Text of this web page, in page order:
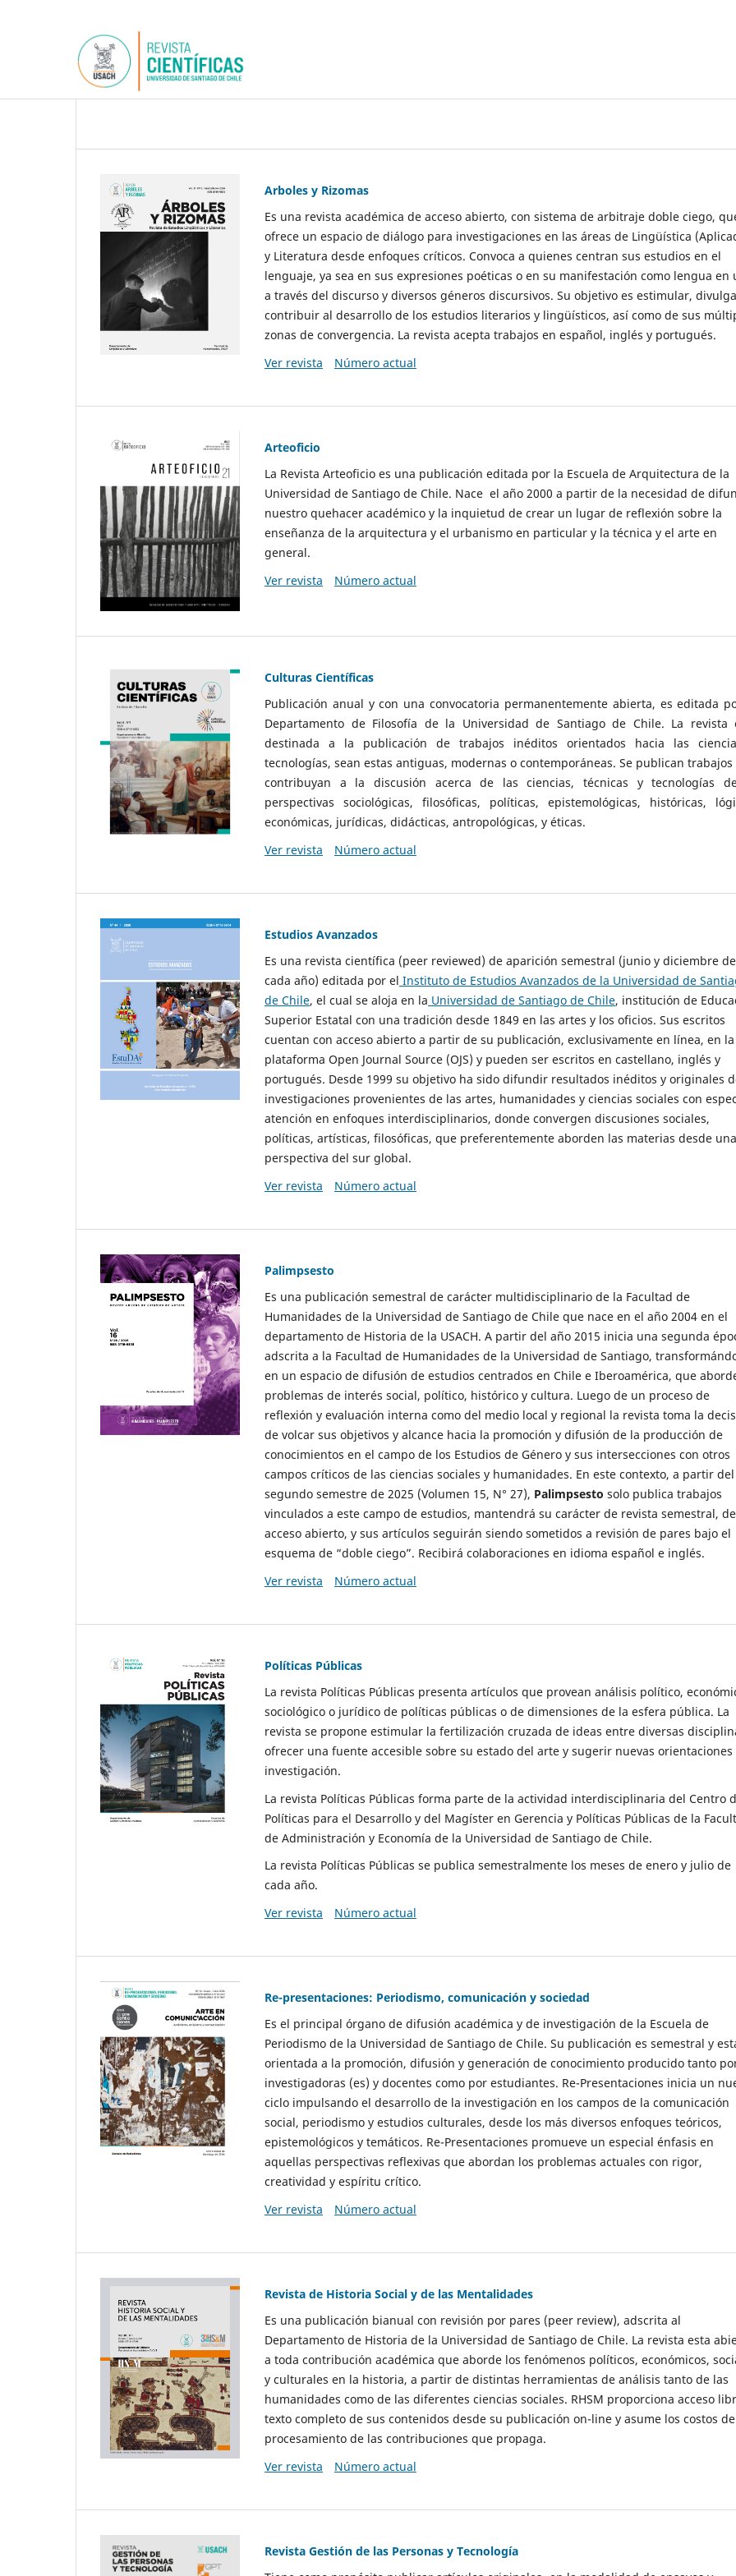
Arboles y Rizomas
Es una revista académica de acceso abierto, con sistema de arbitraje doble ciego,
ofrece un espacio de diálogo para investigaciones en las áreas de Lingüística
y Literatura desde enfoques críticos. Convoca a quienes centran sus estudios en el
lenguaje, ya sea en sus expresiones poéticas o en su manifestación como lengua en
a través del discurso y diversos géneros discursivos. Su objetivo es estimular,
contribuir al desarrollo de los estudios literarios y lingüísticos, así como de sus
zonas de convergencia. La revista acepta trabajos en español, inglés y portugués.
Ver revista
Número actual
Arteoficio
La Revista Arteoficio es una publicación editada por la Escuela de Arquitectura de la
Universidad de Santiago de Chile. Nace el año 2000 a partir de la necesidad de
nuestro quehacer académico y la inquietud de crear un lugar de reflexión sobre la
enseñanza de la arquitectura y el urbanismo en particular y la técnica y el arte en
general.
Ver revista
Número actual
Culturas Científicas
Publicación anual y con una convocatoria permanentemente abierta, es editada
Departamento de Filosofía de la Universidad de Santiago de Chile. La revista
destinada a la publicación de trabajos inéditos orientados hacia las
tecnologías, sean estas antiguas, modernas o contemporáneas. Se publican
contribuyan a la discusión acerca de las ciencias, técnicas y tecnologías
perspectivas sociológicas, filosóficas, políticas, epistemológicas, históricas,
económicas, jurídicas, didácticas, antropológicas, y éticas.
Ver revista
Número actual
Estudios Avanzados
Es una revista científica (peer reviewed) de aparición semestral (junio y diciembre de
cada año) editada por el Instituto de Estudios Avanzados de la Universidad de
de Chile, el cual se aloja en la Universidad de Santiago de Chile, institución de
Superior Estatal con una tradición desde 1849 en las artes y los oficios. Sus escritos
cuentan con acceso abierto a partir de su publicación, exclusivamente en línea, en la
plataforma Open Journal Source (OJS) y pueden ser escritos en castellano, inglés y
portugués. Desde 1999 su objetivo ha sido difundir resultados inéditos y originales
investigaciones provenientes de las artes, humanidades y ciencias sociales con
atención en enfoques interdisciplinarios, donde convergen discusiones sociales,
políticas, artísticas, filosóficas, que preferentemente aborden las materias desde una
perspectiva del sur global.
Ver revista
Número actual
Palimpsesto
Es una publicación semestral de carácter multidisciplinario de la Facultad de
Humanidades de la Universidad de Santiago de Chile que nace en el año 2004 en el
departamento de Historia de la USACH. A partir del año 2015 inicia una segunda
adscrita a la Facultad de Humanidades de la Universidad de Santiago,
en un espacio de difusión de estudios centrados en Chile e Iberoamérica, que
problemas de interés social, político, histórico y cultura. Luego de un proceso de
reflexión y evaluación interna como del medio local y regional la revista toma la
de volcar sus objetivos y alcance hacia la promoción y difusión de la producción de
conocimientos en el campo de los Estudios de Género y sus intersecciones con otros
campos críticos de las ciencias sociales y humanidades. En este contexto, a partir del
segundo semestre de 2025 (Volumen 15, N° 27), Palimpsesto solo publica trabajos
vinculados a este campo de estudios, mantendrá su carácter de revista semestral, de
acceso abierto, y sus artículos seguirán siendo sometidos a revisión de pares bajo el
esquema de “doble ciego”. Recibirá colaboraciones en idioma español e inglés.
Ver revista
Número actual
Políticas Públicas
La revista Políticas Públicas presenta artículos que provean análisis político,
sociológico o jurídico de políticas públicas o de dimensiones de la esfera pública. La
revista se propone estimular la fertilización cruzada de ideas entre diversas
ofrecer una fuente accesible sobre su estado del arte y sugerir nuevas orientaciones
investigación.
La revista Políticas Públicas forma parte de la actividad interdisciplinaria del Centro
Políticas para el Desarrollo y del Magíster en Gerencia y Políticas Públicas de la
de Administración y Economía de la Universidad de Santiago de Chile.
La revista Políticas Públicas se publica semestralmente los meses de enero y julio de
cada año.
Ver revista
Número actual
Re-presentaciones: Periodismo, comunicación y sociedad
Es el principal órgano de difusión académica y de investigación de la Escuela de
Periodismo de la Universidad de Santiago de Chile. Su publicación es semestral y
orientada a la promoción, difusión y generación de conocimiento producido tanto
investigadoras (es) y docentes como por estudiantes. Re-Presentaciones inicia un
ciclo impulsando el desarrollo de la investigación en los campos de la comunicación
social, periodismo y estudios culturales, desde los más diversos enfoques teóricos,
epistemológicos y temáticos. Re-Presentaciones promueve un especial énfasis en
aquellas perspectivas reflexivas que abordan los problemas actuales con rigor,
creatividad y espíritu crítico.
Ver revista
Número actual
Revista de Historia Social y de las Mentalidades
Es una publicación bianual con revisión por pares (peer review), adscrita al
Departamento de Historia de la Universidad de Santiago de Chile. La revista esta
a toda contribución académica que aborde los fenómenos políticos, económicos,
y culturales en la historia, a partir de distintas herramientas de análisis tanto de las
humanidades como de las diferentes ciencias sociales. RHSM proporciona acceso
texto completo de sus contenidos desde su publicación on-line y asume los costos de
procesamiento de las contribuciones que propaga.
Ver revista
Número actual
Revista Gestión de las Personas y Tecnología